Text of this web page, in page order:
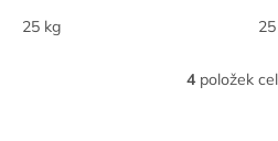
jiných zahradnických kultur.
25 kg
O
4položek